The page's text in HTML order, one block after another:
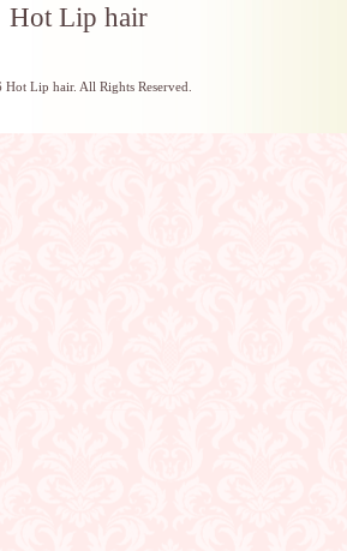
Hot Lip hair
Hot Lip hair. All Rights Reserved.